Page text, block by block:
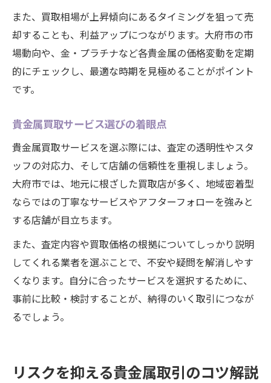
また、買取相場が上昇傾向にあるタイミングを狙って売
却することも、利益アップにつながります。大府市の市
場動向や、金・プラチナなど各貴金属の価格変動を定期
的にチェックし、最適な時期を見極めることがポイント
です。
貴金属買取サービス選びの着眼点
貴金属買取サービスを選ぶ際には、査定の透明性やスタ
ッフの対応力、そして店舗の信頼性を重視しましょう。
大府市では、地元に根ざした買取店が多く、地域密着型
ならではの丁寧なサービスやアフターフォローを強みと
する店舗が目立ちます。
また、査定内容や買取価格の根拠についてしっかり説明
してくれる業者を選ぶことで、不安や疑問を解消しやす
くなります。自分に合ったサービスを選択するために、
事前に比較・検討することが、納得のいく取引につなが
るでしょう。
リスクを抑える貴金属取引のコツ解説